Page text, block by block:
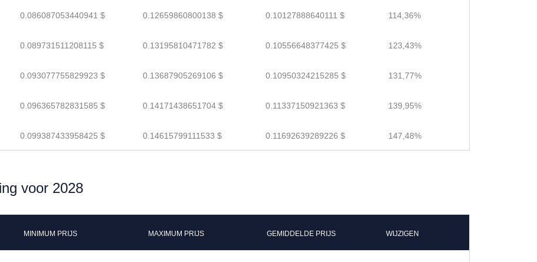
0.086087053440941 $ 0.12659860800138 $ 0.10127888640111 $ 114,36%
0.089731511208115 $ 0.13195810471782 $ 0.10556648377425 $ 123,43%
0.093077755829923 $ 0.13687905269106 $ 0.10950324215285 $ 131,77%
0.096365782831585 $ 0.14171438651704 $ 0.11337150921363 $ 139,95%
0.099387433958425 $ 0.14615799111533 $ 0.11692639289226 $ 147,48%
voor 2028
MINIMUM PRIJS MAXIMUM PRIJS GEMIDDELDE PRIJS WIJZIGEN